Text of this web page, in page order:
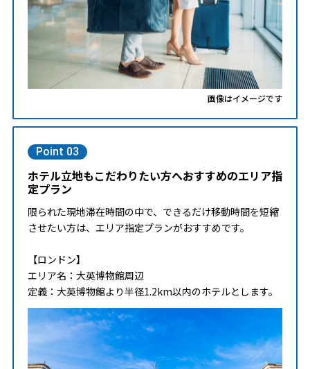
画像はイメージです
Point 03
ホテル立地もこだわりたい方へおすすめのエリア指
定プラン
限られた現地滞在時間の中で、できるだけ移動時間を短縮
させたい方は、エリア指定プランがおすすめです。
【ロンドン】
エリア名：大英博物館周辺
定義：大英博物館より半径1.2km以内のホテルとします。